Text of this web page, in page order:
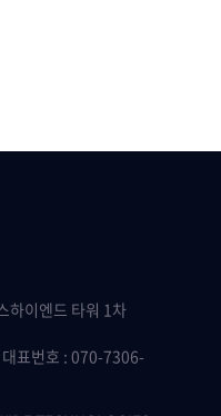
하이엔드 타워 1차
표번호 : 070-7306-